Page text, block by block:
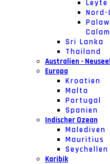
Leyte
Nord-
Sri Lanka
Thailand
Australien -
Europa
Kroatien
Malta
Portugal
Spanien
Indischer Ozean
Malediven
Mauritius
Seychellen
Karibik